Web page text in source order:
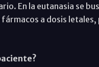
En la eutanasia se
a dosis